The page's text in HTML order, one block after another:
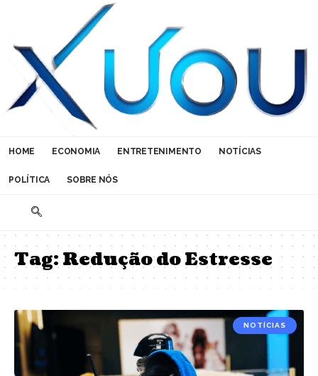
HOME ECONOMIA ENTRETENIMENTO NOTÍCIAS
POLÍTICA SOBRE NÓS
Tag:Redução do Estresse
NOTÍCIAS